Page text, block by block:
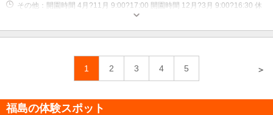
その他：開園時間 4月?11月 9:00?17:00 開園時間 12月?3月 9:00?16:30 休
園日 12月?2月 第2水曜日、3月・7月 第2水曜日・木曜日（祝日の場合翌
1 2 3 4 5 ＞
福島の体験スポット